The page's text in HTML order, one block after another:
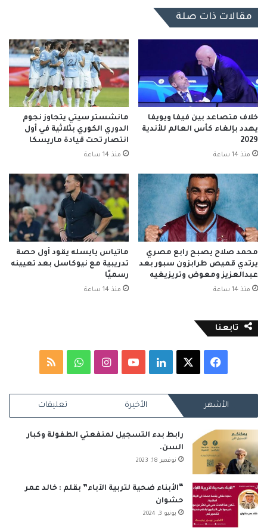
مقالات ذات صلة
خلاف متصاعد بين فيفا ويويفا
يهدد بإلغاء كأس العالم للأندية
2029
منذ 14 ساعة
مانشستر سيتي يتجاوز نجوم
الدوري الكوري بثلاثية في أول
انتصار تحت قيادة ماريسكا
منذ 14 ساعة
محمد صلاح يصبح رابع مصري
يرتدي قميص طرابزون سبور بعد
عبدالعزيز ومعوض وتريزيغيه
منذ 14 ساعة
ماتياس يايسله يقود أول حصة
تدريبية مع نيوكاسل بعد تعيينه
رسميًا
منذ 14 ساعة
تابعنا
فيسبوك لينكدإن‫YouTubeانستقرامواتسابملخص
RSS الأشهر الأخيرة تعليقات
رابط بدء التسجيل لمنفعتي الطفولة وكبار
السن.
نوفمبر 18, 2023
“الأبناء ضحية لتربية الآباء” بقلم : خالد عمر
حشوان
يونيو 3, 2024